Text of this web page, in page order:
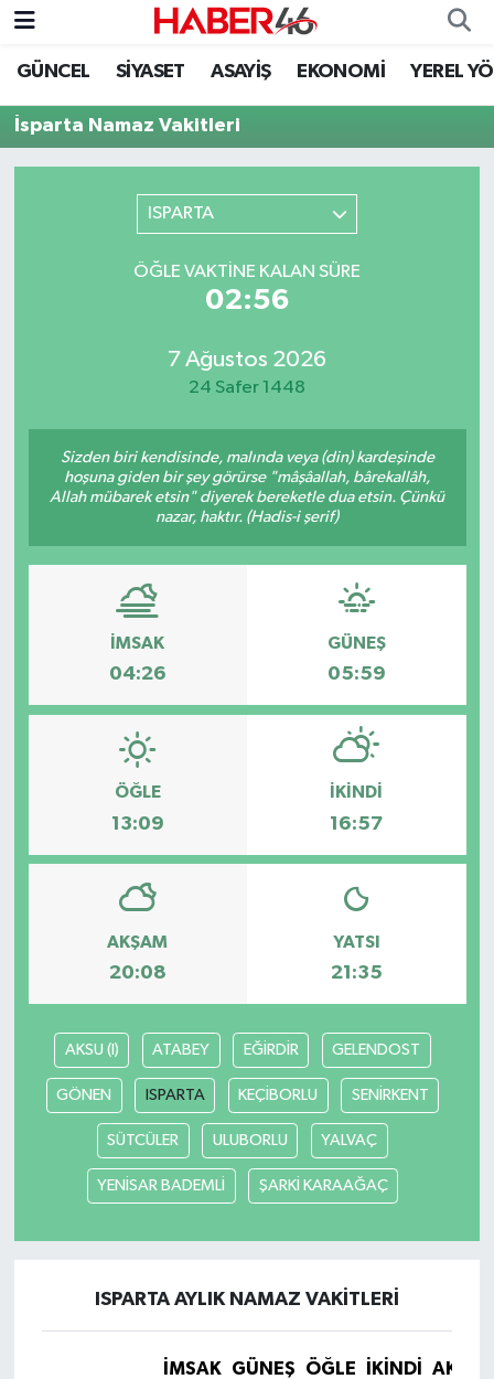
GÜNCEL SİYASET ASAYİŞ EKONOMİ YEREL
İsparta Namaz Vakitleri
ISPARTA
ÖĞLE VAKTINE KALAN SÜRE
02:56
7 Ağustos 2026
24 Safer 1448
Sizden biri kendisinde, malında veya (din) kardeşinde
hoşuna giden bir şey görürse "mâşâallah, bârekallâh,
Allah mübarek etsin" diyerek bereketle dua etsin. Çünkü
nazar, haktır. (Hadis-i şerif)
İMSAK
04:26
GÜNEŞ
05:59
ÖĞLE
13:09
İKINDI
16:57
AKŞAM
20:08
YATSI
21:35
AKSU (I) ATABEY EĞİRDİR GELENDOST
GÖNEN ISPARTA KEÇİBORLU SENİRKENT
SÜTCÜLER ULUBORLU YALVAÇ
YENİSAR BADEMLİ ŞARKİ KARAAĞAÇ
ISPARTA AYLIK NAMAZ VAKITLERI
İMSAK GÜNEŞ ÖĞLE İKINDI
GÜNCEL
EKONOMİ
EĞİTİM
KÜLTÜR-SANAT
DÜNYA
ROPORTAJ
MAGAZİN
MEDYA
SEÇİM 2011
ÜÇÜNCÜ SAYFA
BİLİMNET
Yemek
Nöbetçi Eczaneler
Kahramanmaraş Namaz Vakitleri
Süper Lig Puan Durumu ve Fikstür
Tüm Manşetler
Haber Arşivi